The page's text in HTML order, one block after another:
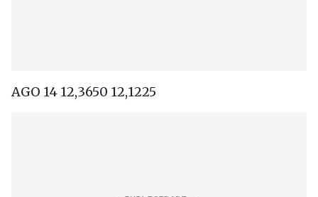
AGO 14 12,3650 12,1225